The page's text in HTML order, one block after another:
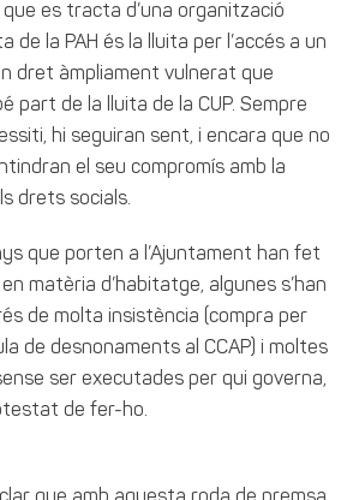
es tracta d’una organització
de la PAH és la lluita per l’accés a un
dret àmpliament vulnerat que
part de la lluita de la CUP. Sempre
hi seguiran sent, i encara que no
el seu compromís amb la
drets socials.
que porten a l’Ajuntament han fet
matèria d’habitatge, algunes s’han
de molta insistència (compra per
de desnonaments al CCAP) i moltes
ser executades per qui governa,
de fer-ho.